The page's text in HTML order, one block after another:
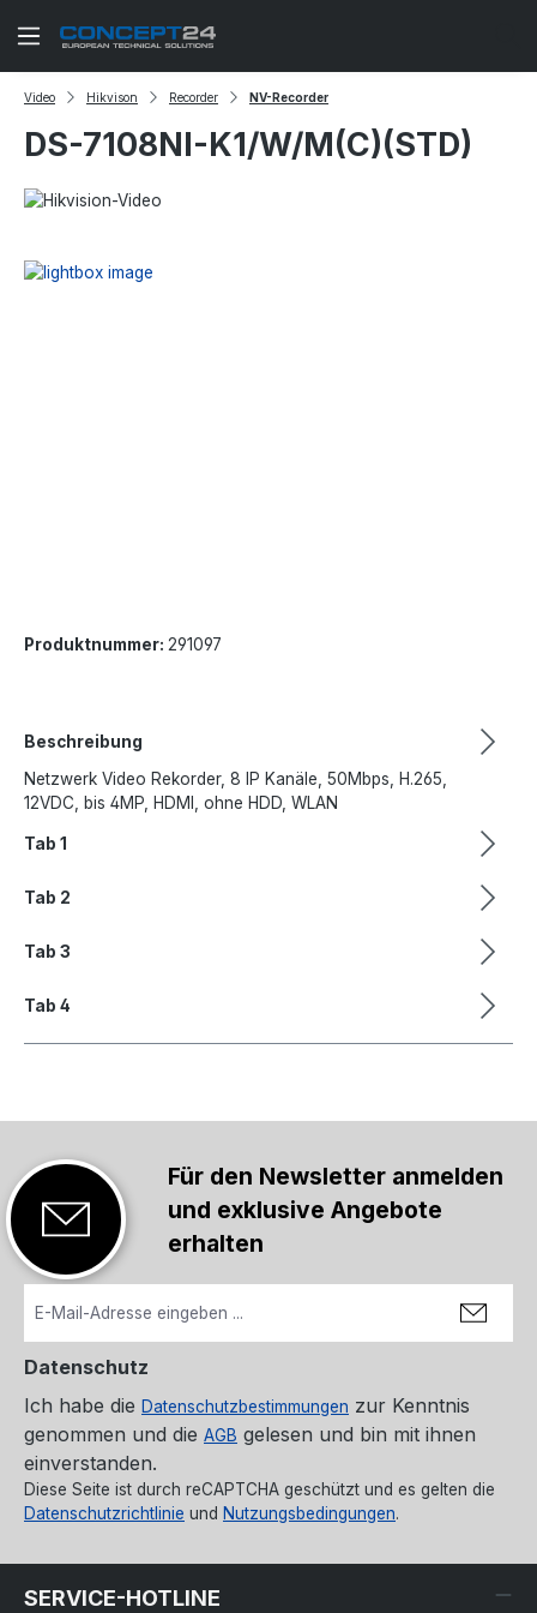
Zum Hauptinhalt springen
Video Hikvison Recorder NV-Recorder
DS-7108NI-K1/W/M(C)(STD)
Produktnummer: 291097
Beschreibung
Netzwerk Video Rekorder, 8 IP Kanäle, 50Mbps, H.265,
12VDC, bis 4MP, HDMI, ohne HDD, WLAN
Tab 1
Tab 2
Tab 3
Tab 4
Für den Newsletter anmelden
und exklusive Angebote
erhalten
Datenschutz
Ich habe die Datenschutzbestimmungen zur Kenntnis
genommen und die AGB gelesen und bin mit ihnen
einverstanden.
Diese Seite ist durch reCAPTCHA geschützt und es gelten die
Datenschutzrichtlinie und Nutzungsbedingungen.
SERVICE-HOTLINE